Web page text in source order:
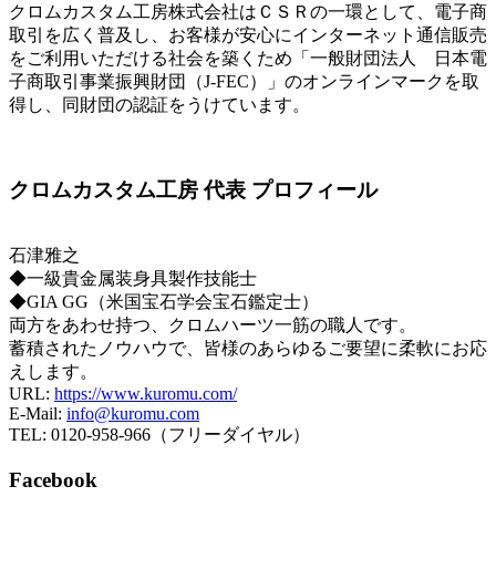
クロムカスタム工房株式会社はＣＳＲの一環として、電子商
取引を広く普及し、お客様が安心にインターネット通信販売
をご利用いただける社会を築くため「一般財団法人 日本電
子商取引事業振興財団（J-FEC）」のオンラインマークを取
得し、同財団の認証をうけています。
クロムカスタム工房 代表 プロフィール
石津雅之
◆一級貴金属装身具製作技能士
◆GIA GG（米国宝石学会宝石鑑定士）
両方をあわせ持つ、クロムハーツ一筋の職人です。
蓄積されたノウハウで、皆様のあらゆるご要望に柔軟にお応
えします。
URL: https://www.kuromu.com/
E-Mail: info@kuromu.com
TEL: 0120-958-966（フリーダイヤル）
Facebook